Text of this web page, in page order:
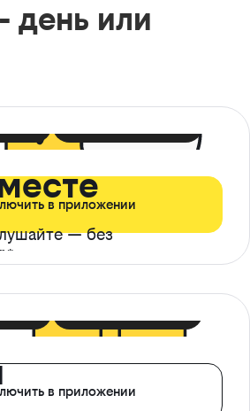
день или
— без
в приложении
в приложении